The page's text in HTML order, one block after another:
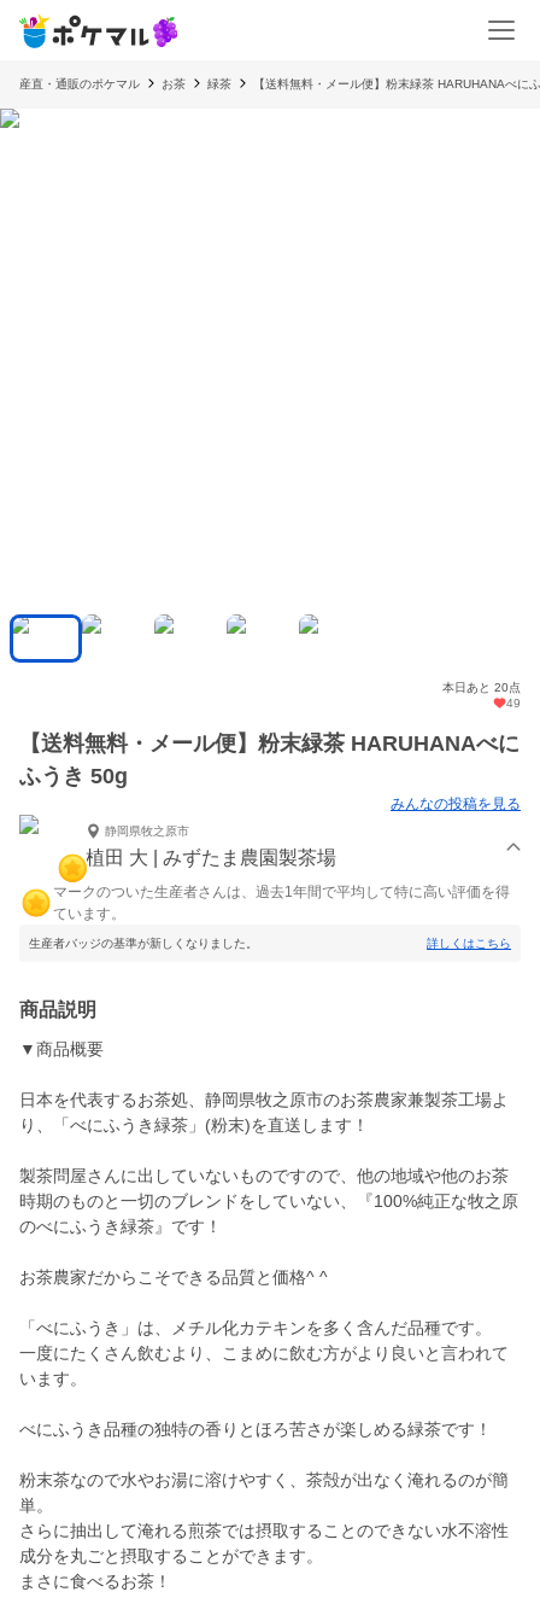
産直・通販のポケマル お茶 緑茶 【送料無料・メール便】粉末緑茶 HARUHANAべに
本日あと 20点
49
【送料無料・メール便】粉末緑茶 HARUHANAべに
ふうき 50g
みんなの投稿を見る
静岡県牧之原市
植田 大 | みずたま農園製茶場
マークのついた生産者さんは、過去1年間で平均して特に高い評価を得
ています。
生産者バッジの基準が新しくなりました。 詳しくはこちら
商品説明
▼商品概要
日本を代表するお茶処、静岡県牧之原市のお茶農家兼製茶工場よ
り、「べにふうき緑茶」(粉末)を直送します！
製茶問屋さんに出していないものですので、他の地域や他のお茶
時期のものと一切のブレンドをしていない、『100%純正な牧之原
のべにふうき緑茶』です！
お茶農家だからこそできる品質と価格^ ^
「べにふうき」は、メチル化カテキンを多く含んだ品種です。
一度にたくさん飲むより、こまめに飲む方がより良いと言われて
います。
べにふうき品種の独特の香りとほろ苦さが楽しめる緑茶です！
粉末茶なので水やお湯に溶けやすく、茶殻が出なく淹れるのが簡
単。
さらに抽出して淹れる煎茶では摂取することのできない水不溶性
成分を丸ごと摂取することができます。
まさに食べるお茶！